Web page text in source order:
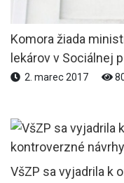
Komora žiada
lekárov v Sociálnej
2. marec 2017
VšZP sa vyjadrila k